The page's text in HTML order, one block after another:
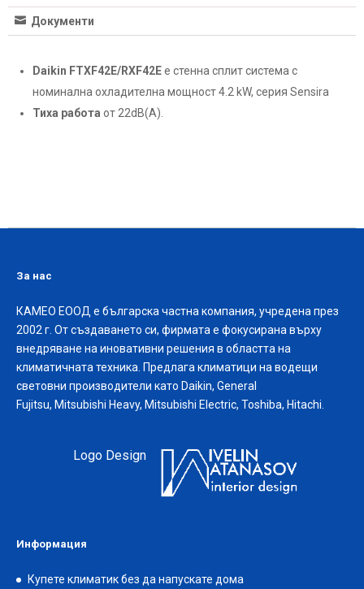
Документи
Daikin FTXF42E/RXF42Eе стенна сплит система с
номинална охладителна мощност 4.2 kW, серия Sensira
Тиха работа от 22dB(A).
За нас
КАМЕО ЕООД е българска частна компания, учредена през
2002 г. От създаването си, фирмата е фокусирана върху
внедряване на иновативни решения в областта на
климатичната техника. Предлага климатици на водещи
световни производители като Daikin, General
Fujitsu, Mitsubishi Heavy, Mitsubishi Electric, Toshiba, Hitachi.
Logo Design
Информация
Купете климатик без да напускате дома